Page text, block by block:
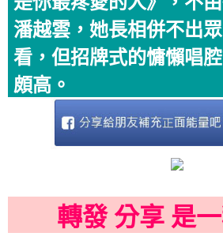
潘越雲，她長相併不出
看，但招牌式的慵懶唱
頗高。
轉發 分享 是